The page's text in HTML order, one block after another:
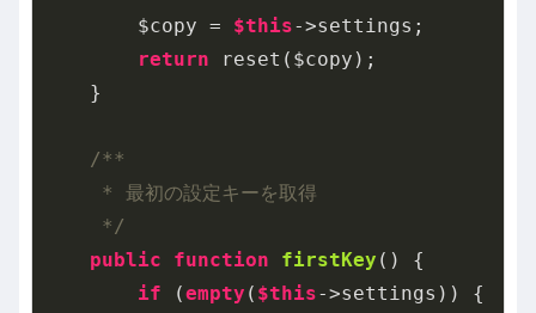
        $copy =
$this->settings;
return reset($copy);
    }
/**
     * 最初の設定キーを取得
     */
public
function firstKey ()
{
if (empty ( $this->settings)) {